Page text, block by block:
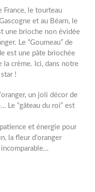
France, le tourteau
et au Béarn, le
une brioche non évidée
Le “Goumeau” de
est une pâte briochée
la crème. Ici, dans notre
!
un joli décor de
Le “gâteau du roi” est
et énergie pour
la fleur d’oranger